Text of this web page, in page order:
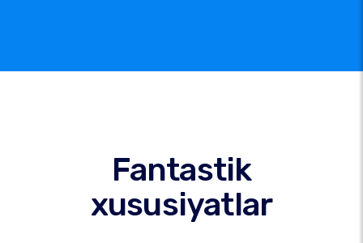
Fantastik
xususiyatlar